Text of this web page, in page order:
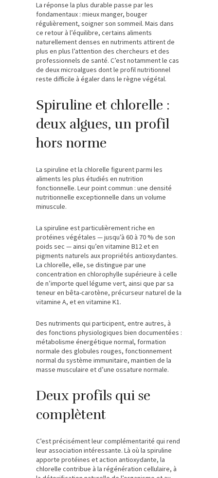
La réponse la plus durable passe par les
fondamentaux : mieux manger, bouger
régulièrement, soigner son sommeil. Mais dans
ce retour à l’équilibre, certains aliments
naturellement denses en nutriments attirent de
plus en plus l’attention des chercheurs et des
professionnels de santé. C’est notamment le cas
de deux microalgues dont le profil nutritionnel
reste difficile à égaler dans le règne végétal.
Spiruline et chlorelle :
deux algues, un profil
hors norme
La spiruline et la chlorelle figurent parmi les
aliments les plus étudiés en nutrition
fonctionnelle. Leur point commun : une densité
nutritionnelle exceptionnelle dans un volume
minuscule.
La spiruline est particulièrement riche en
protéines végétales — jusqu’à 60 à 70 % de son
poids sec — ainsi qu’en vitamine B12 et en
pigments naturels aux propriétés antioxydantes.
La chlorelle, elle, se distingue par une
concentration en chlorophylle supérieure à celle
de n’importe quel légume vert, ainsi que par sa
teneur en bêta-carotène, précurseur naturel de la
vitamine A, et en vitamine K1.
Des nutriments qui participent, entre autres, à
des fonctions physiologiques bien documentées :
métabolisme énergétique normal, formation
normale des globules rouges, fonctionnement
normal du système immunitaire, maintien de la
masse musculaire et d’une ossature normale.
Deux profils qui se
complètent
C’est précisément leur complémentarité qui rend
leur association intéressante. Là où la spiruline
apporte protéines et action antioxydante, la
chlorelle contribue à la régénération cellulaire, à